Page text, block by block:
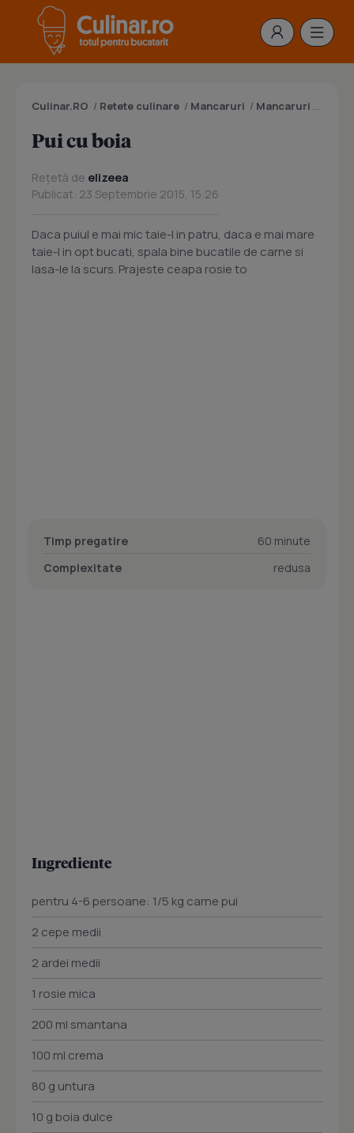
Culinar.RO / Retete culinare / Mancaruri / Mancaruri cu carne
Pui cu boia
Rețetă de elizeea
Publicat: 23 Septembrie 2015, 15:26
Daca puiul e mai mic taie-l in patru, daca e mai mare
taie-l in opt bucati, spala bine bucatile de carne si
lasa-le la scurs. Prajeste ceapa rosie to
Timp pregatire
60 minute
Complexitate
redusa
Ingrediente
pentru 4-6 persoane: 1/5 kg carne pui
2 cepe medii
2 ardei medii
1 rosie mica
200 ml smantana
100 ml crema
80 g untura
10 g boia dulce